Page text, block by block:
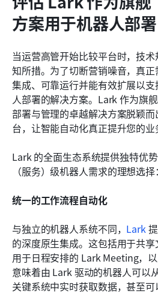
方案用于机器人部署
当运营高管开始比较平台时，技
知所措。为了切断营销噪音，真
集成、可靠运行并能有效扩展以
人部署的解决方案。Lark 作为旗
部署与管理的卓越解决方案脱颖
台，让智能自动化真正提升您的业
Lark 的全面生态系统提供独特优
（服务）级机器人需求的理想选择：
统一的工作流程自动化
与独立的机器人系统不同， Lark
的深度原生集成。这包括用于共享
用于日程安排的 Lark Meeting，
意味着由 Lark 驱动的机器人可以
关键系统中实时获取数据，甚至